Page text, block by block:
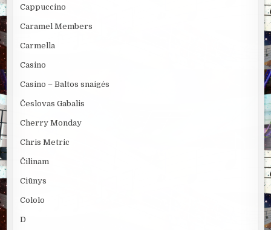
Cappuccino
Caramel Members
Carmella
Casino
Casino – Baltos snaigės
Česlovas Gabalis
Cherry Monday
Chris Metric
Čilinam
Ciūnys
Cololo
D